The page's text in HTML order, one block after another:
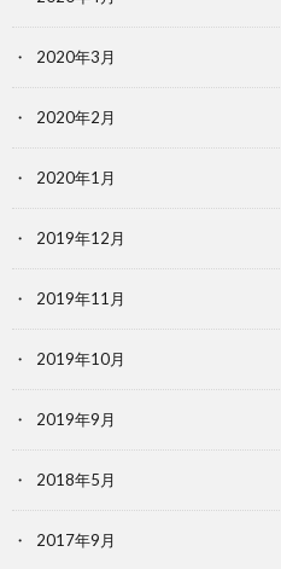
2020年3月
2020年2月
2020年1月
2019年12月
2019年11月
2019年10月
2019年9月
2018年5月
2017年9月